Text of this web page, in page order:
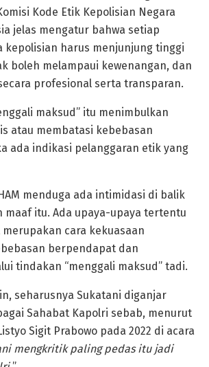
Kode Etik Kepolisian Negara
jelas mengatur bahwa setiap
kepolisian harus menjunjung tinggi
boleh melampaui kewenangan, dan
profesional serta transparan.
maksud” itu menimbulkan
atau membatasi kebebasan
ada indikasi pelanggaran etik yang
menduga ada intimidasi di balik
maaf itu. Ada upaya-upaya tertentu
cara kekuasaan
berpendapat dan
tindakan “menggali maksud” tadi.
seharusnya Sukatani diganjar
Sahabat Kapolri sebab, menurut
Sigit Prabowo pada 2022 di acara
mengkritik paling pedas itu jadi